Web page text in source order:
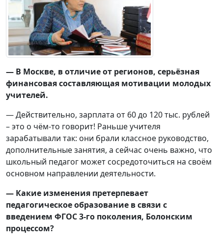
— В Москве, в отличие от регионов, серьёзная
финансовая составляющая мотивации молодых
учителей.
— Действительно, зарплата от 60 до 120 тыс. рублей
– это о чём-то говорит! Раньше учителя
зарабатывали так: они брали классное руководство,
дополнительные занятия, а сейчас очень важно, что
школьный педагог может сосредоточиться на своём
основном направлении деятельности.
— Какие изменения претерпевает
педагогическое образование в связи с
введением ФГОС 3-го поколения, Болонским
процессом?